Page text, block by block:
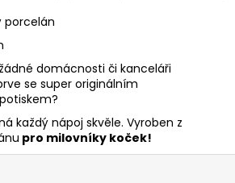
porcelán
domácnosti či kanceláři
se super originálním
každý nápoj skvěle. Vyroben z
pro milovníky koček!